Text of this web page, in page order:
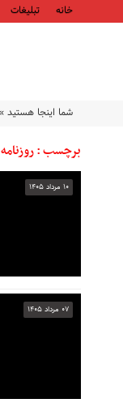
خانه تبلیغات
شما اینجا هستید
برچسب :
۱۰ مرداد ۱۴۰۵
۰۷ مرداد ۱۴۰۵